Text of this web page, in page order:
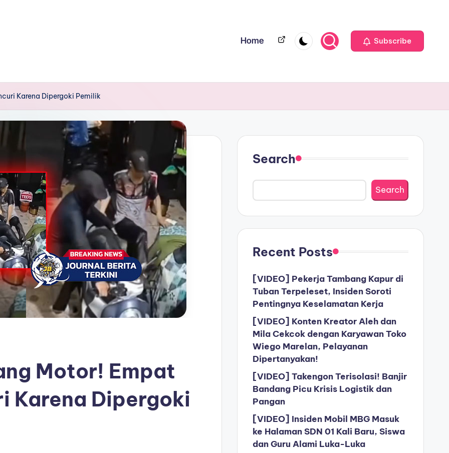
Home Home Subscribe
Karena Dipergoki Pemilik
Motor! Empat
Karena Dipergoki
Search
Search
Recent Posts
[VIDEO] Pekerja Tambang Kapur di
Tuban Terpeleset, Insiden Soroti
Pentingnya Keselamatan Kerja
[VIDEO] Konten Kreator Aleh dan
Mila Cekcok dengan Karyawan Toko
Wiego Marelan, Pelayanan
Dipertanyakan!
[VIDEO] Takengon Terisolasi! Banjir
Bandang Picu Krisis Logistik dan
Pangan
[VIDEO] Insiden Mobil MBG Masuk
ke Halaman SDN 01 Kali Baru, Siswa
dan Guru Alami Luka-Luka